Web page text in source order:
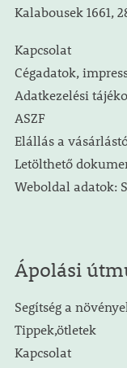
Kalabousek 1661,
Kapcsolat
Cégadatok,
Adatkezelési
ASZF
Elállás a
Letölthető
Weboldal adatok:
Ápolási
Segítség a
Tippek,ötletek
Kapcsolat